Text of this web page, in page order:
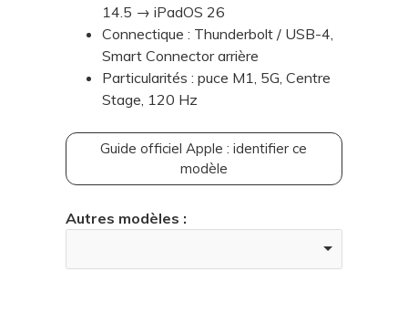
14.5 → iPadOS 26
Connectique : Thunderbolt / USB-4,
Smart Connector arrière
Particularités : puce M1, 5G, Centre
Stage, 120 Hz
Guide officiel Apple : identifier ce
modèle
Autres modèles :